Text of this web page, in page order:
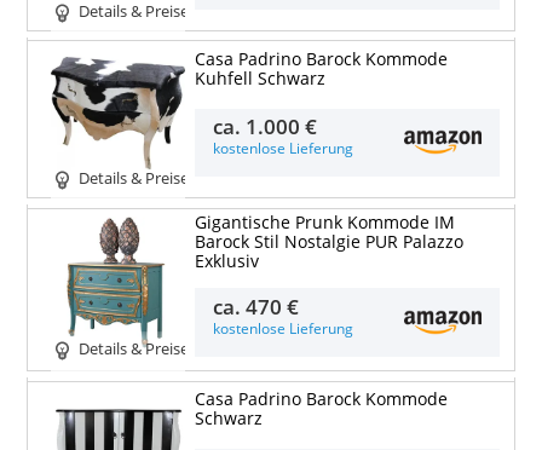
Details & Preise
Details & Preise
Casa Padrino Barock Kommode
Kuhfell Schwarz
ca. 1.000 €
kostenlose Lieferung
Details & Preise
Gigantische Prunk Kommode IM
Barock Stil Nostalgie PUR Palazzo
Exklusiv
ca.470 €
kostenlose Lieferung
Casa Padrino Barock Kommode
Schwarz